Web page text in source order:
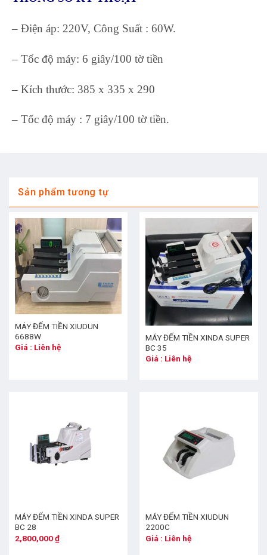
– Điện áp: 220V, Công Suất : 60W.
– Tốc độ máy: 6 giây/100 tờ tiền
– Kích thước: 385 x 335 x 290
– Tốc độ máy : 7 giây/100 tờ tiền.
Sản phẩm tương tự
MÁY ĐẾM TIỀN XIUDUN
6688W
Giá : Liên hệ
MÁY ĐẾM TIỀN XINDA SUPER
BC 35
Giá : Liên hệ
MÁY ĐẾM TIỀN XINDA SUPER
BC 28
2,800,000₫
MÁY ĐẾM TIỀN XIUDUN
2200C
Giá : Liên hệ